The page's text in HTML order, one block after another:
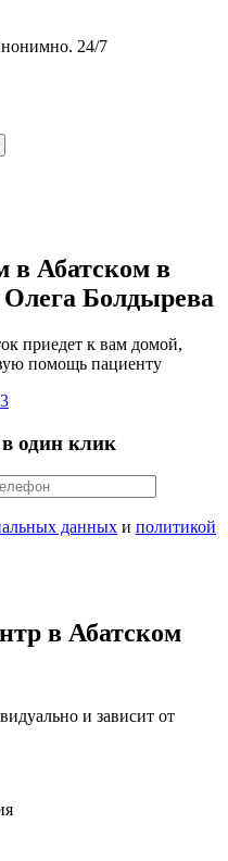
24/7
в Абатском в
Болдырева
приедет к вам домой,
помощь пациенту
один клик
данных и политикой
в Абатском
и зависит от